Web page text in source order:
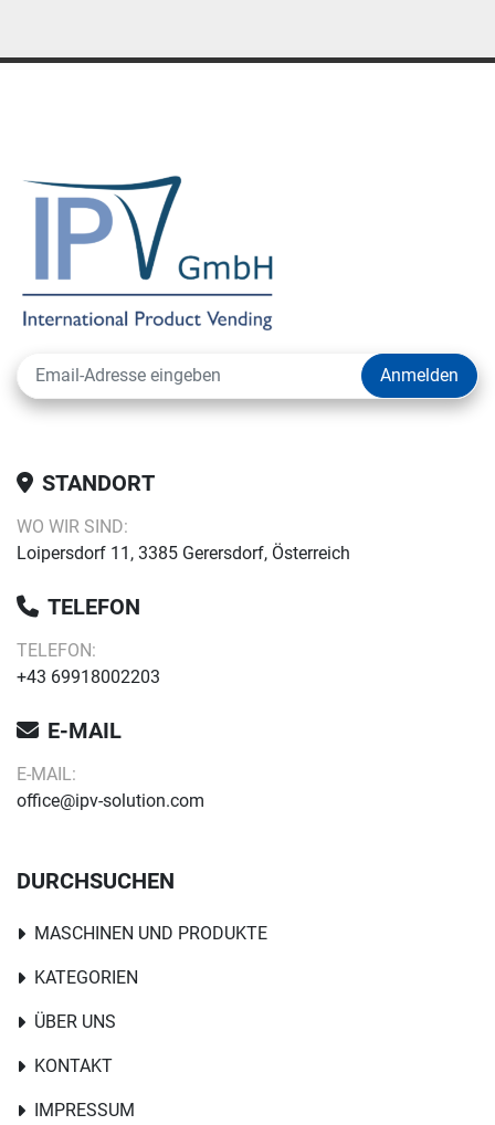
Anmelden
STANDORT
WO WIR SIND:
Loipersdorf 11, 3385 Gerersdorf, Österreich
TELEFON
TELEFON:
+43 69918002203
E-MAIL
E-MAIL:
office@ipv-solution.com
DURCHSUCHEN
MASCHINEN UND PRODUKTE
KATEGORIEN
ÜBER UNS
KONTAKT
IMPRESSUM